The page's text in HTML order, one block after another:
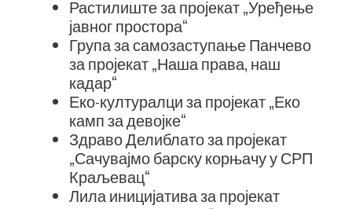
Растилиште за пројекат „Уређење
јавног простора“
Група за самозаступање Панчево
за пројекат „Наша права, наш
кадар“
Еко-културалци за пројекат „Еко
камп за девојке“
Здраво Делиблато за пројекат
„Сачувајмо барску корњачу у СРП
Краљевац“
Лила иницијатива за пројекат